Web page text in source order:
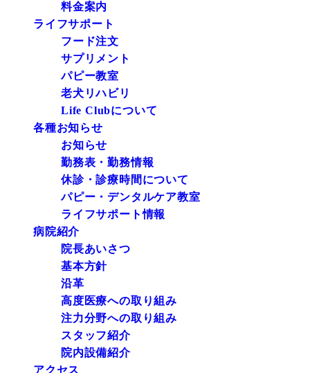
料金案内
ライフサポート
フード注文
サプリメント
パピー教室
老犬リハビリ
Life Clubについて
各種お知らせ
お知らせ
勤務表・勤務情報
休診・診療時間について
パピー・デンタルケア教室
ライフサポート情報
病院紹介
院長あいさつ
基本方針
沿革
高度医療への取り組み
注力分野への取り組み
スタッフ紹介
院内設備紹介
アクセス